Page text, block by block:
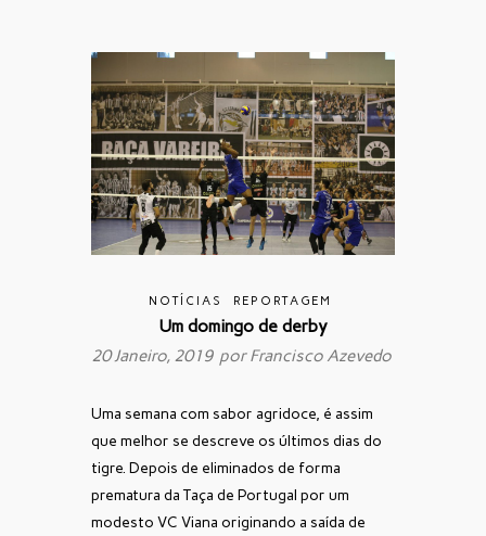
NOTÍCIAS REPORTAGEM
Um domingo de derby
20 Janeiro, 2019 porFrancisco Azevedo
Uma semana com sabor agridoce, é assim
que melhor se descreve os últimos dias do
tigre. Depois de eliminados de forma
prematura da Taça de Portugal por um
modesto VC Viana originando a saída de